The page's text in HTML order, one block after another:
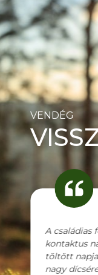
VENDÉG
közvetlen
varázsolta az ott
dolgozóit
ínyenc